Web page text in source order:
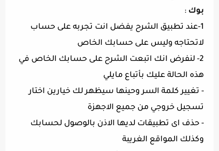
بوك :
1-عند تطبيق الشرح يفضل انت تجربه على حساب
لاتحتاجه وليس على حسابك الخاص
2- لنفرض انك اتبعت الشرح على حسابك الخاص في
هذه الحالة عليك بأتباع مايلي
- تغيير كلمة السر وحينها سيظهر لك خيارين اختار
تسجيل خروجي من جميع الاجهزة
- حذف اى تطبيقات لديها الاذن بالوصول لحسابك
وكذلك المواقع الغريبة